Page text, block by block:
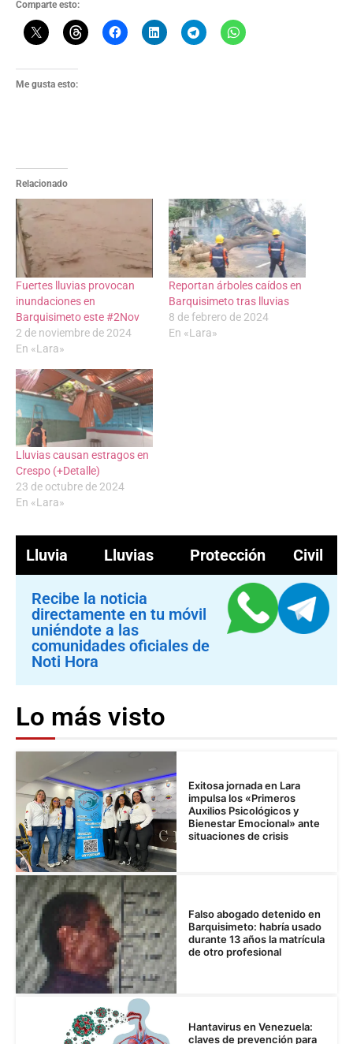
Comparte esto:
Me gusta esto:
Relacionado
Fuertes lluvias provocan
inundaciones en
Barquisimeto este #2Nov
2 de noviembre de 2024
En «Lara»
Reportan árboles caídos en
Barquisimeto tras lluvias
8 de febrero de 2024
En «Lara»
Lluvias causan estragos en
Crespo (+Detalle)
23 de octubre de 2024
En «Lara»
Lluvia Lluvias Protección Civil
Recibe la noticia
directamente en tu móvil
uniéndote a las
comunidades oficiales de
Noti Hora
Lo más visto
Exitosa jornada en Lara
impulsa los «Primeros
Auxilios Psicológicos y
Bienestar Emocional» ante
situaciones de crisis
Falso abogado detenido en
Barquisimeto: habría usado
durante 13 años la matrícula
de otro profesional
Hantavirus en Venezuela:
claves de prevención para